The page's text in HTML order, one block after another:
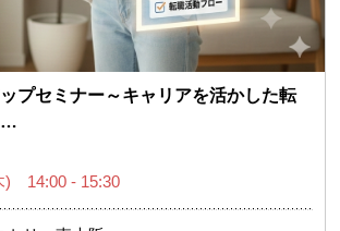
プセミナー～キャリアを活かした転
) 14:00 - 15:30